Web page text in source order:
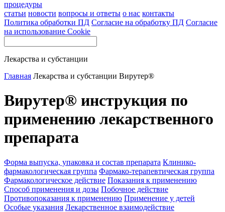
процедуры
статьи новости вопросы и ответы о нас контакты
Политика обработки ПД Согласие на обработку ПД Согласие
на использование Cookie
Лекарства и субстанции
Главная Лекарства и субстанции Вирутер®
Вирутер® инструкция по
применению лекарственного
препарата
Форма выпуска, упаковка и состав препарата Клинико-
фармакологическая группа Фармако-терапевтическая группа
Фармакологическое действие Показания к применению
Способ применения и дозы Побочное действие
Противопоказания к применению Применение у детей
Особые указания Лекарственное взаимодействие